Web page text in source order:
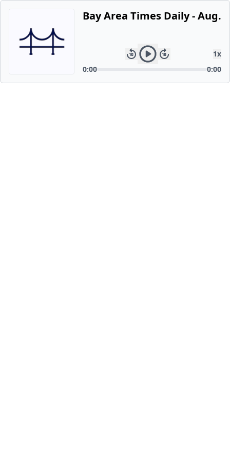
Bay Area Times Daily - Aug.
1x
0:00
0:00